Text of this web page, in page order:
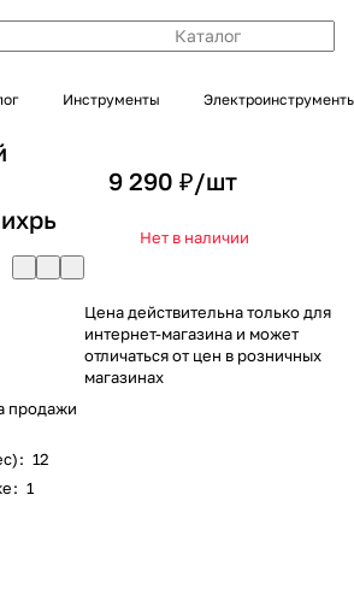
Каталог
Инструменты
продажи
: 12
: 1
9 290 ₽/шт
Нет в наличии
Цена действительна только для
интернет-магазина и может
отличаться от цен в розничных
магазинах